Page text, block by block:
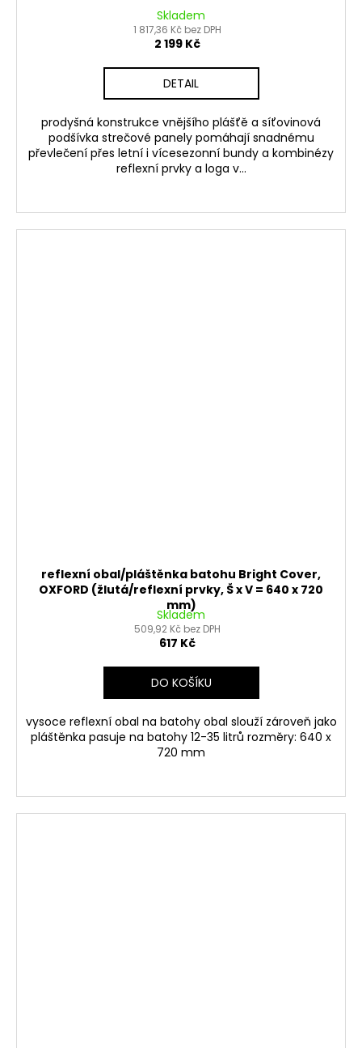
Skladem
1 817,36 Kč bez DPH
2 199 Kč
DETAIL
prodyšná konstrukce vnějšího plášťě a síťovinová
podšívka strečové panely pomáhají snadnému
převlečení přes letní i vícesezonní bundy a kombinézy
reflexní prvky a loga v...
reflexní obal/pláštěnka batohu Bright Cover,
OXFORD (žlutá/reflexní prvky, Š x V = 640 x 720
mm)
Skladem
509,92 Kč bez DPH
617 Kč
DO KOŠÍKU
vysoce reflexní obal na batohy obal slouží zároveň jako
pláštěnka pasuje na batohy 12-35 litrů rozměry: 640 x
720 mm